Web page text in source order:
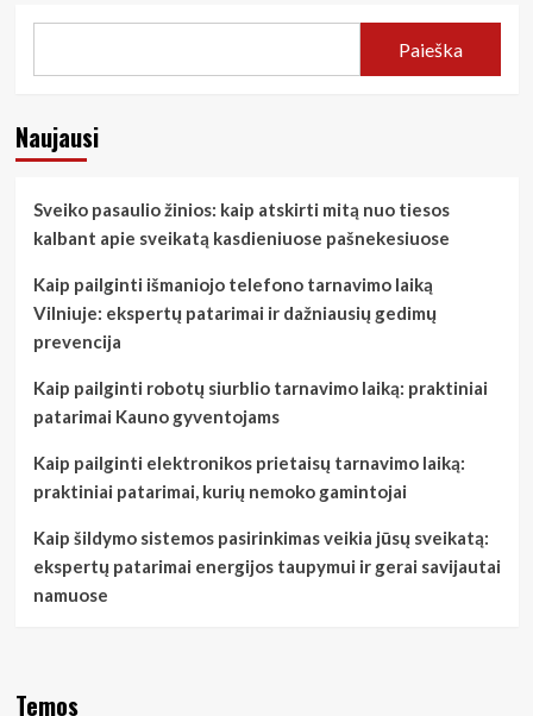
profesionalaus
7
patarimai
Paieška
Naujausi
Sveiko pasaulio žinios: kaip atskirti mitą nuo tiesos
kalbant apie sveikatą kasdieniuose pašnekesiuose
Kaip pailginti išmaniojo telefono tarnavimo laiką
Vilniuje: ekspertų patarimai ir dažniausių gedimų
prevencija
Kaip pailginti robotų siurblio tarnavimo laiką: praktiniai
patarimai Kauno gyventojams
Kaip pailginti elektronikos prietaisų tarnavimo laiką:
praktiniai patarimai, kurių nemoko gamintojai
Kaip šildymo sistemos pasirinkimas veikia jūsų sveikatą:
ekspertų patarimai energijos taupymui ir gerai savijautai
namuose
Temos